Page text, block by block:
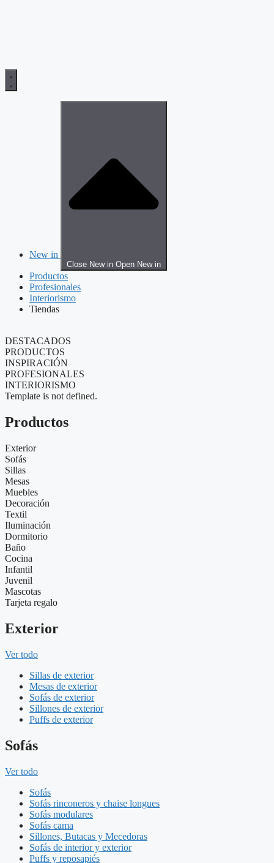
New in
Close New in Open New in
Productos
Profesionales
Interiorismo
Tiendas
DESTACADOS
PRODUCTOS
INSPIRACIÓN
PROFESIONALES
INTERIORISMO
Template is not defined.
Productos
Exterior
Sofás
Sillas
Mesas
Muebles
Decoración
Textil
Iluminación
Dormitorio
Baño
Cocina
Infantil
Juvenil
Mascotas
Tarjeta regalo
Exterior
Ver todo
Sillas de exterior
Mesas de exterior
Sofás de exterior
Sillones de exterior
Puffs de exterior
Sofás
Ver todo
Sofás
Sofás rinconeros y chaise longues
Sofás modulares
Sofás cama
Sillones, Butacas y Mecedoras
Sofás de interior y exterior
Puffs y reposapiés